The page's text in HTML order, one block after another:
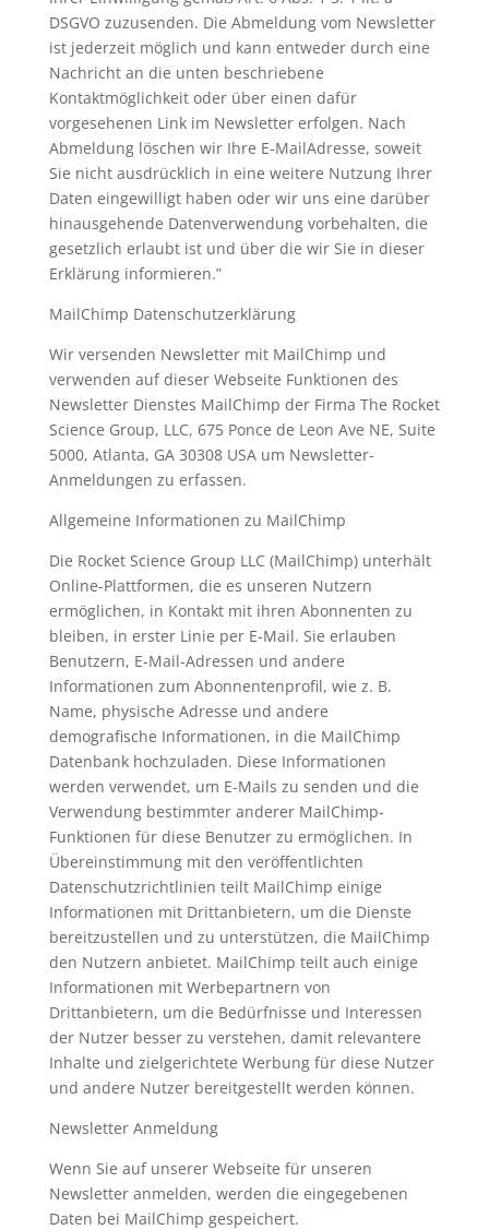
DSGVO zuzusenden. Die Abmeldung vom Newsletter
ist jederzeit möglich und kann entweder durch eine
Nachricht an die unten beschriebene
Kontaktmöglichkeit oder über einen dafür
vorgesehenen Link im Newsletter erfolgen. Nach
Abmeldung löschen wir Ihre E-MailAdresse, soweit
Sie nicht ausdrücklich in eine weitere Nutzung Ihrer
Daten eingewilligt haben oder wir uns eine darüber
hinausgehende Datenverwendung vorbehalten, die
gesetzlich erlaubt ist und über die wir Sie in dieser
Erklärung informieren.”
MailChimp Datenschutzerklärung
Wir versenden Newsletter mit MailChimp und
verwenden auf dieser Webseite Funktionen des
Newsletter Dienstes MailChimp der Firma The Rocket
Science Group, LLC, 675 Ponce de Leon Ave NE, Suite
5000, Atlanta, GA 30308 USA um Newsletter-
Anmeldungen zu erfassen.
Allgemeine Informationen zu MailChimp
Die Rocket Science Group LLC (MailChimp) unterhält
Online-Plattformen, die es unseren Nutzern
ermöglichen, in Kontakt mit ihren Abonnenten zu
bleiben, in erster Linie per E-Mail. Sie erlauben
Benutzern, E-Mail-Adressen und andere
Informationen zum Abonnentenprofil, wie z. B.
Name, physische Adresse und andere
demografische Informationen, in die MailChimp
Datenbank hochzuladen. Diese Informationen
werden verwendet, um E-Mails zu senden und die
Verwendung bestimmter anderer MailChimp-
Funktionen für diese Benutzer zu ermöglichen. In
Übereinstimmung mit den veröffentlichten
Datenschutzrichtlinien teilt MailChimp einige
Informationen mit Drittanbietern, um die Dienste
bereitzustellen und zu unterstützen, die MailChimp
den Nutzern anbietet. MailChimp teilt auch einige
Informationen mit Werbepartnern von
Drittanbietern, um die Bedürfnisse und Interessen
der Nutzer besser zu verstehen, damit relevantere
Inhalte und zielgerichtete Werbung für diese Nutzer
und andere Nutzer bereitgestellt werden können.
Newsletter Anmeldung
Wenn Sie auf unserer Webseite für unseren
Newsletter anmelden, werden die eingegebenen
Daten bei MailChimp gespeichert.